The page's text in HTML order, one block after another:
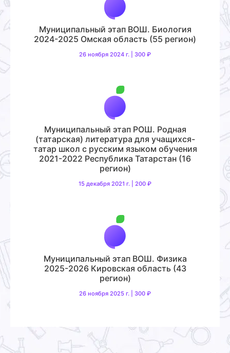
Муниципальный этап ВОШ. Биология
2024-2025 Омская область (55 регион)
26 ноября 2024 г. | 300 ₽
Муниципальный этап РОШ. Родная
(татарская) литература для учащихся-
татар школ с русским языком обучения
2021-2022 Республика Татарстан (16
регион)
15 декабря 2021 г. | 200 ₽
Муниципальный этап ВОШ. Физика
2025-2026 Кировская область (43
регион)
26 ноября 2025 г. | 300 ₽